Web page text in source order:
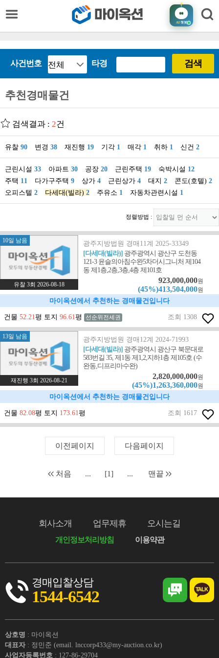
AI챗봇
사건번호 타경 검색
추천경매물건
검색결과 : 2건
유찰 90 변경 38 재진행 19 기각 1 매각 1 취하 1 신건 2
근린시설 33 아파트 30 공장 20 근린주택 19 숙박시설 12
주택 11 다가구주택 9 상가 4 근린상가 4 대지 2 콘도(호텔) 2
오피스텔 2 다세대(빌라) 2 주유소 1 자동차관련시설 1
정렬방법 :
10일 남음
유찰 3회 2026-08-18
광주지방법원 경매11계 2025-33349
[다세대(빌라)] 광주광역시 광산구 도천동
121-3 윤슬의아침수완5차더시그니처 제104
동 제1층,2층,3층,4층 제101호
923,000,000원
(45%)413,504,000원
마이옥션에서 추천하는 경매물건입니다
건물 52.21평 토지 96.61평 선순위전세권 조회 1308
13일 남음
재진행 3회 2026-08-21
광주지방법원 경매12계 2024-71993
[다세대(빌라)] 광주광역시 광산구 북문대로
583번길 35, 제1동 제1,2,지하1층 제105호 (수
완동,디프리마수완)
2,820,000,000원
(45%)1,263,360,000원
마이옥션에서 추천하는 경매물건입니다
건물 82.08평 토지 173.61평 조회 1617
이전페이지 다음페이지
처음 ... [1] ... 맨끝
회사소개 업무제휴 오시는길
개인정보처리방침 이용약관
경매입찰상담
1544-6542
상호명 : 마이옥션
대표자 : 정민준 (email. lnccorp433@my-auction.co.kr)
사업자등록번호 : 127-86-29704